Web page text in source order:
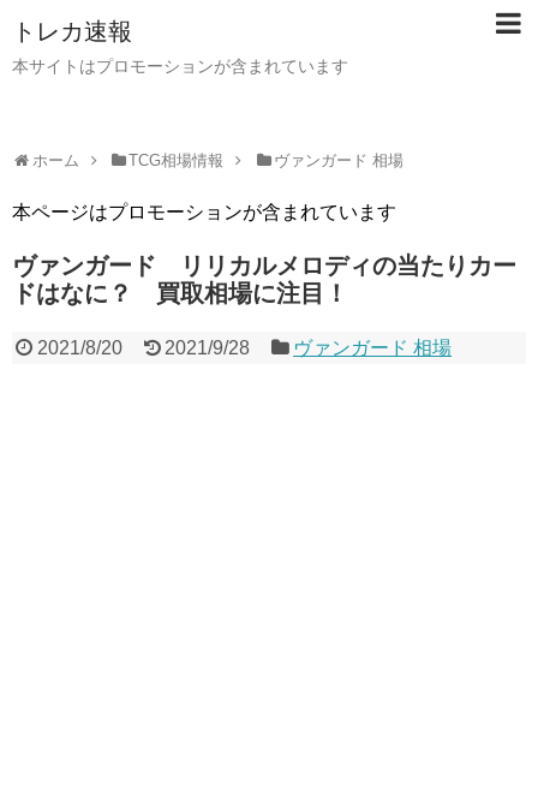
トレカ速報
本サイトはプロモーションが含まれています
ホーム TCG相場情報 ヴァンガード 相場
本ページはプロモーションが含まれています
ヴァンガード リリカルメロディの当たりカー
ドはなに？ 買取相場に注目！
2021/8/20 2021/9/28 ヴァンガード 相場